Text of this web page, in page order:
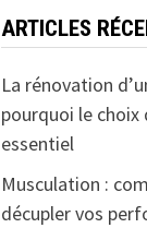
ARTICLES
La rénovation
pourquoi le
essentiel
Musculation :
décupler vos